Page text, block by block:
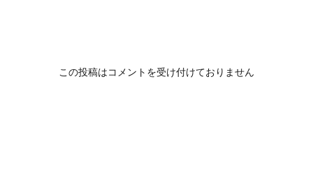
この投稿はコメントを受け付けておりません